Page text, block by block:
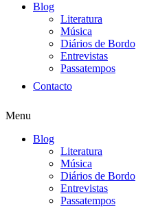
Blog
Literatura
Música
Diários de Bordo
Entrevistas
Passatempos
Contacto
Menu
Blog
Literatura
Música
Diários de Bordo
Entrevistas
Passatempos